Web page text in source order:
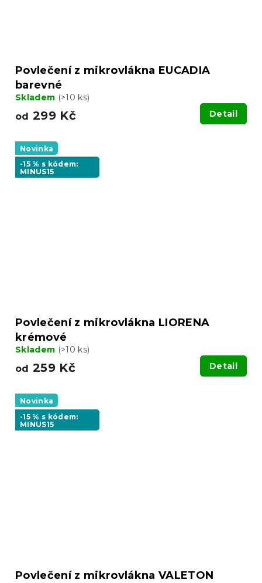
Povlečení z mikrovlákna EUCADIA
barevné
Skladem (>10 ks)
od 299 Kč Detail
Novinka
-15 % s kódem:
MINUS15
Povlečení z mikrovlákna LIORENA
krémové
Skladem (>10 ks)
od 259 Kč Detail
Novinka
-15 % s kódem:
MINUS15
Povlečení z mikrovlákna VALETON